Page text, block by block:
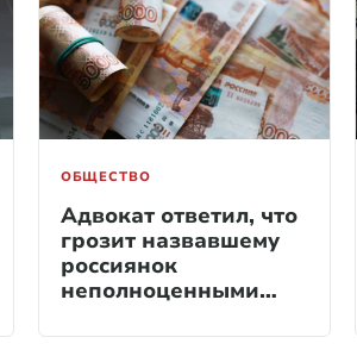
ОБЩЕСТВО
Адвокат ответил, что
грозит назвавшему
россиянок
неполноценными